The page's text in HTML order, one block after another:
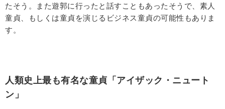
たそう。また遊郭に行ったと話すこともあったそうで、素人
童貞、もしくは童貞を演じるビジネス童貞の可能性もありま
す。
人類史上最も有名な童貞「アイザック・ニュート
ン」